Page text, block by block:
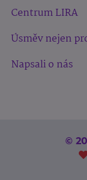
Centrum LIRA
Úsměv nejen
Napsali o nás
©